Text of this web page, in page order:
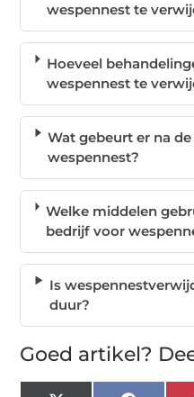
wespennest te
Hoeveel
wespennest te
Wat gebeurt er na
wespennest?
Welke middelen
bedrijf voor
Is
duur?
Goed artikel?